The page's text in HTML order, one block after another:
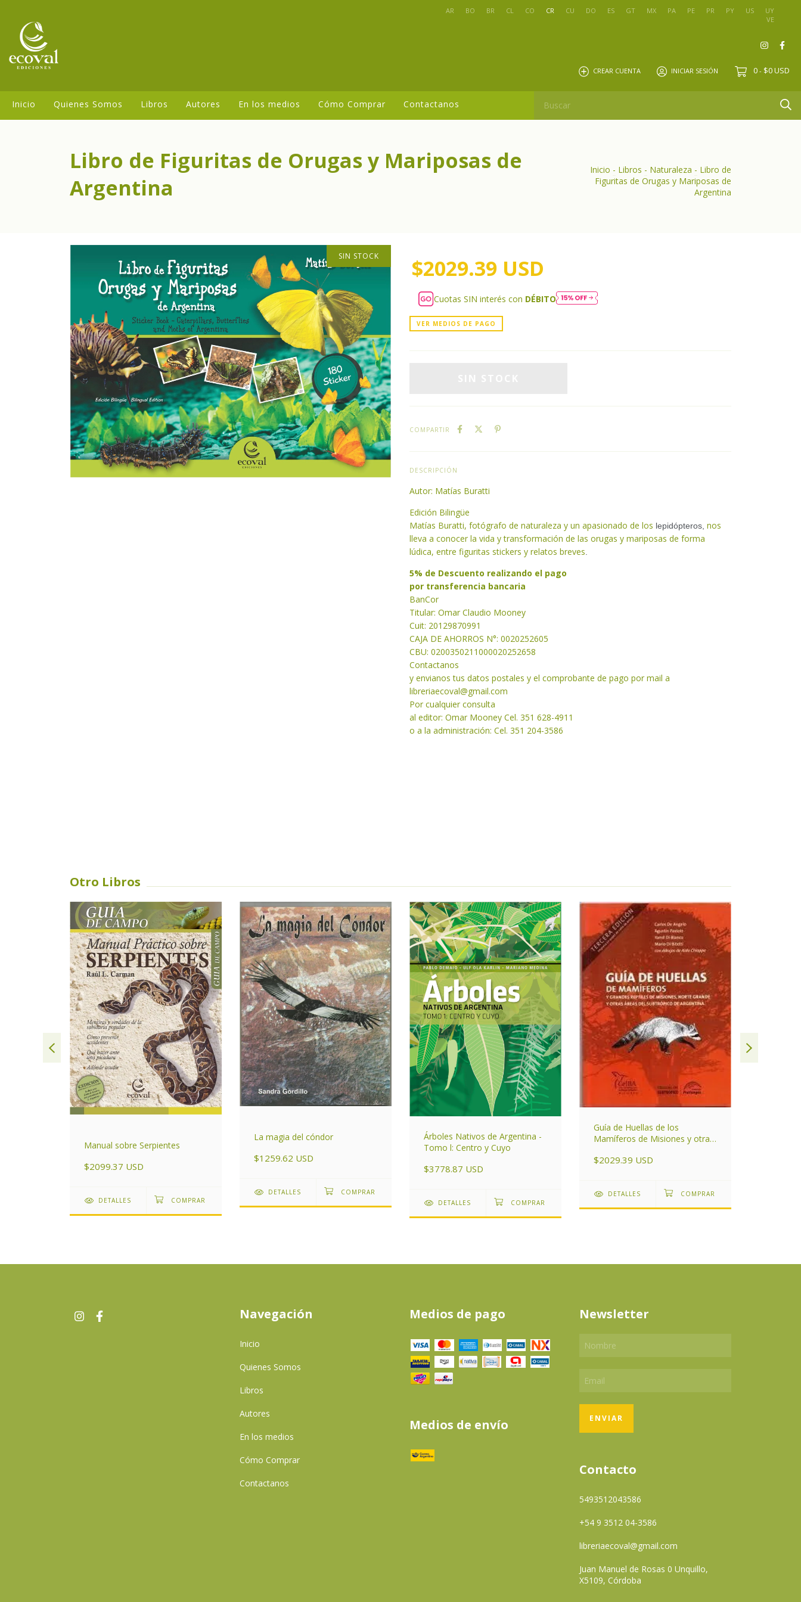
AR BO BR CL CO CR CU DO ES GT MX PA PE PR PY US
UY
VE
CREAR CUENTA INICIAR SESIÓN 0 - $0 USD
Inicio Quienes Somos Libros Autores En los medios Cómo Comprar Contactanos
Libro de Figuritas de Orugas y Mariposas de
Argentina
Inicio - Libros - Naturaleza - Libro de
Figuritas de Orugas y Mariposas de
Argentina
SIN STOCK $2029.39 USD
Cuotas SIN interés con DÉBITO
VER MEDIOS DE PAGO
COMPARTIR
DESCRIPCIÓN
Autor: Matías Buratti
Edición Bilingüe
Matías Buratti, fotógrafo de naturaleza y un apasionado de los lepidópteros, nos
lleva a conocer la vida y transformación de las orugas y mariposas de forma
lúdica, entre figuritas stickers y relatos breves
5% de Descuento realizando el pago
por transferencia bancaria
BanCor
Titular: Omar Claudio Mooney
Cuit: 20129870991
CAJA DE AHORROS N°: 0020252605
CBU: 0200350211000020252658
Contactanos
y envianos tus datos postales y el comprobante de pago por mail a
libreriaecoval@gmail.com
Por cualquier consulta
al editor: Omar Mooney Cel. 351 628-4911
o a la administración: Cel. 351 204-3586
Otro Libros
Manual sobre Serpientes
$2099.37 USD
DETALLES
La magia del cóndor
$1259.62 USD
DETALLES
Árboles Nativos de Argentina -
Tomo l: Centro y Cuyo
$3778.87 USD
DETALLES
Guía de Huellas de los
Mamíferos de Misiones y otras
Argentina
$2029.39 USD
DETALLES
Navegación
Inicio
Quienes Somos
Libros
Autores
En los medios
Cómo Comprar
Contactanos
Medios de pago
Medios de envío
Newsletter
Contacto
5493512043586
+54 9 3512 04-3586
libreriaecoval@gmail.com
Juan Manuel de Rosas 0 Unquillo,
X5109, Córdoba